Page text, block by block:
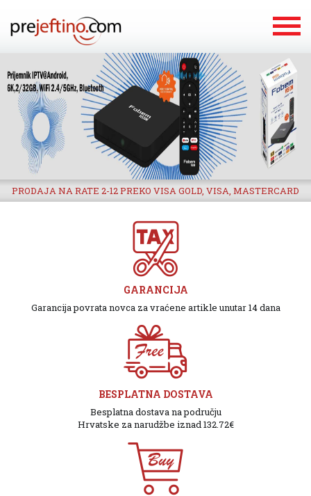
PRODAJA NA RATE 2-12 PREKO VISA GOLD, VISA, MASTERCARD
GARANCIJA
Garancija povrata novca za vraćene artikle unutar 14 dana
BESPLATNA DOSTAVA
Besplatna dostava na području
Hrvatske za narudžbe iznad 132.72€